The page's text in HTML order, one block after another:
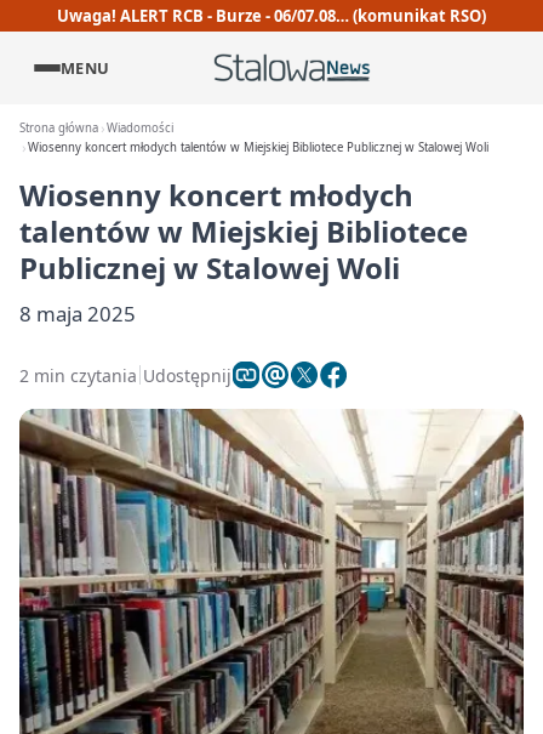
Uwaga! ALERT RCB - Burze - 06/07.08… (komunikat RSO)
MENU
Strona główna Wiadomości
Wiosenny koncert młodych talentów w Miejskiej Bibliotece Publicznej w Stalowej Woli
Wiosenny koncert młodych
talentów w Miejskiej Bibliotece
Publicznej w Stalowej Woli
8 maja 2025
2 min czytania Udostępnij